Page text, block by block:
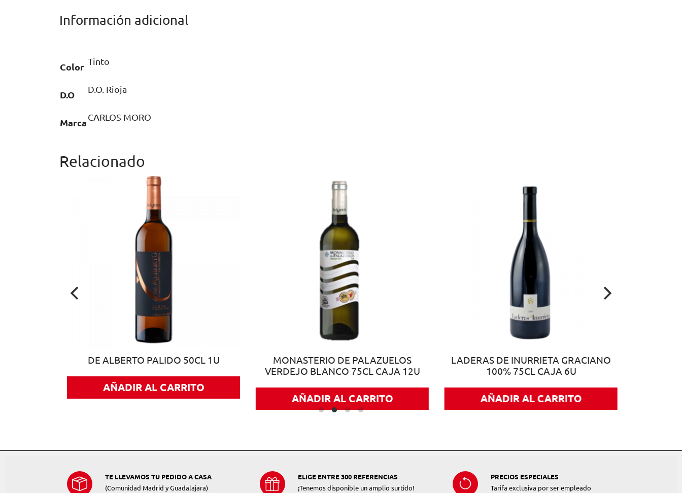
Información adicional
Color
Tinto
D.O
D.O. Rioja
Marca
CARLOS MORO
Relacionado
DE ALBERTO PALIDO 50CL 1U
AÑADIR AL CARRITO
MONASTERIO DE PALAZUELOS
VERDEJO BLANCO 75CL CAJA 12U
AÑADIR AL CARRITO
LADERAS DE INURRIETA GRACIANO
100% 75CL CAJA 6U
AÑADIR AL CARRITO
TE LLEVAMOS TU PEDIDO A CASA
(Comunidad Madrid y Guadalajara)
ELIGE ENTRE 300 REFERENCIAS
¡Tenemos disponible un amplio surtido!
PRECIOS ESPECIALES
Tarifa exclusiva por ser empleado